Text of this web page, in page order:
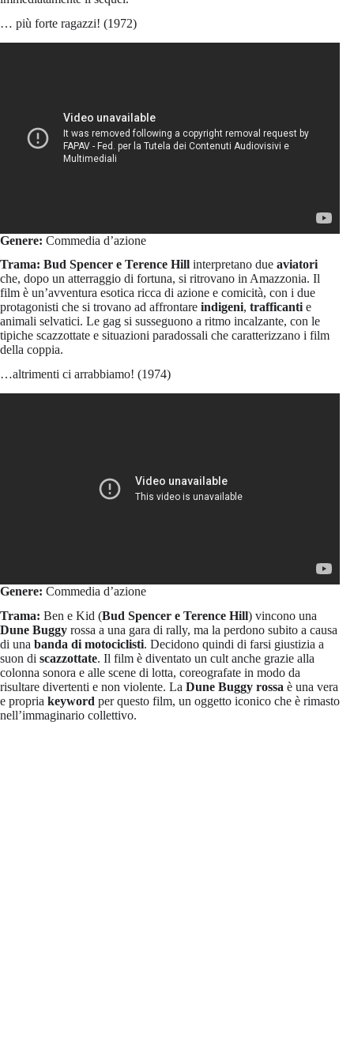
… più forte ragazzi! (1972)
Genere: Commedia d’azione
Trama: Bud Spencer e Terence Hill interpretano due aviatori
che, dopo un atterraggio di fortuna, si ritrovano in Amazzonia. Il
film è un’avventura esotica ricca di azione e comicità, con i due
protagonisti che si trovano ad affrontare indigeni, trafficantie
animali selvatici. Le gag si susseguono a ritmo incalzante, con le
tipiche scazzottate e situazioni paradossali che caratterizzano i film
della coppia.
…altrimenti ci arrabbiamo! (1974)
Genere: Commedia d’azione
Trama: Ben e Kid (Bud Spencer e Terence Hill) vincono una
Dune Buggy rossa a una gara di rally, ma la perdono subito a causa
di una banda di motociclisti. Decidono quindi di farsi giustizia a
suon di scazzottate. Il film è diventato un cult anche grazie alla
colonna sonora e alle scene di lotta, coreografate in modo da
risultare divertenti e non violente. La Dune Buggy rossa è una vera
e propria keyword per questo film, un oggetto iconico che è rimasto
nell’immaginario collettivo.